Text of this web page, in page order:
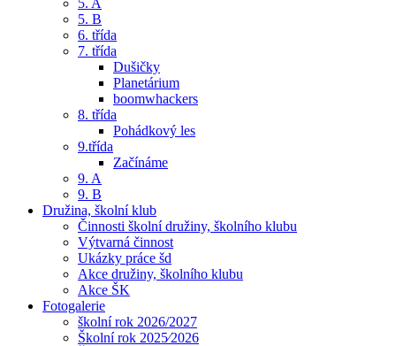
5. A
5. B
6. třída
7. třída
Dušičky
Planetárium
boomwhackers
8. třída
Pohádkový les
9.třída
Začínáme
9. A
9. B
Družina, školní klub
Činnosti školní družiny, školního klubu
Výtvarná činnost
Ukázky práce šd
Akce družiny, školního klubu
Akce ŠK
Fotogalerie
školní rok 2026/2027
Školní rok 2025⁄2026